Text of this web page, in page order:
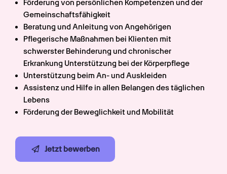
Förderung von persönlichen Kompetenzen und der
Gemeinschaftsfähigkeit
Beratung und Anleitung von Angehörigen
Pflegerische Maßnahmen bei Klienten mit
schwerster Behinderung und chronischer
Erkrankung Unterstützung bei der Körperpflege
Unterstützung beim An- und Auskleiden
Assistenz und Hilfe in allen Belangen des täglichen
Lebens
Förderung der Beweglichkeit und Mobilität
Jetzt bewerben